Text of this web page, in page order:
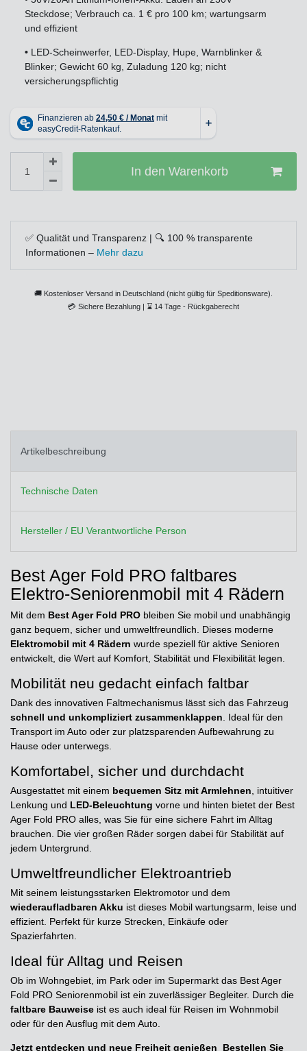
Steckdose; Verbrauch ca. 1 € pro 100 km; wartungsarm
und effizient
• LED-Scheinwerfer, LED-Display, Hupe, Warnblinker &
Blinker; Gewicht 60 kg, Zuladung 120 kg; nicht
versicherungspflichtig
In den Warenkorb
✅ Qualität und Transparenz | 🔍 100 % transparente
Informationen – Mehr dazu
🚚 Kostenloser Versand in Deutschland (nicht gültig für Speditionsware).
💳 Sichere Bezahlung | ⌛ 14 Tage - Rückgaberecht
Artikelbeschreibung
Technische Daten
Hersteller / EU Verantwortliche Person
Best Ager Fold PRO faltbares
Elektro-Seniorenmobil mit 4 Rädern
Mit dem Best Ager Fold PRO bleiben Sie mobil und unabhängig
ganz bequem, sicher und umweltfreundlich. Dieses moderne
Elektromobil mit 4 Rädern wurde speziell für aktive Senioren
entwickelt, die Wert auf Komfort, Stabilität und Flexibilität legen.
Mobilität neu gedacht einfach faltbar
Dank des innovativen Faltmechanismus lässt sich das Fahrzeug
schnell und unkompliziert zusammenklappen . Ideal für den
Transport im Auto oder zur platzsparenden Aufbewahrung zu
Hause oder unterwegs.
Komfortabel, sicher und durchdacht
Ausgestattet mit einem bequemen Sitz mit Armlehnen , intuitiver
Lenkung und LED-Beleuchtung vorne und hinten bietet der Best
Ager Fold PRO alles, was Sie für eine sichere Fahrt im Alltag
brauchen. Die vier großen Räder sorgen dabei für Stabilität auf
jedem Untergrund.
Umweltfreundlicher Elektroantrieb
Mit seinem leistungsstarken Elektromotor und dem
wiederaufladbaren Akku ist dieses Mobil wartungsarm, leise und
effizient. Perfekt für kurze Strecken, Einkäufe oder
Spazierfahrten.
Ideal für Alltag und Reisen
Ob im Wohngebiet, im Park oder im Supermarkt das Best Ager
Fold PRO Seniorenmobil ist ein zuverlässiger Begleiter. Durch die
faltbare Bauweise ist es auch ideal für Reisen im Wohnmobil
oder für den Ausflug mit dem Auto.
Jetzt entdecken und neue Freiheit genießen Bestellen Sie